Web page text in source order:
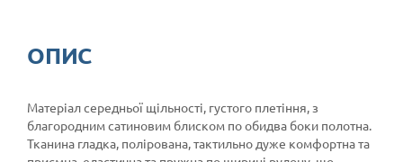
ОПИС
Матеріал середньої щільності, густого плетіння, з
благородним сатиновим блиском по обидва боки полотна.
Тканина гладка, полірована, тактильно дуже комфортна та